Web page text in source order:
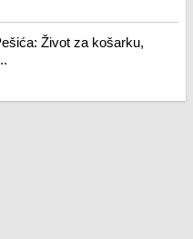
Život za košarku,